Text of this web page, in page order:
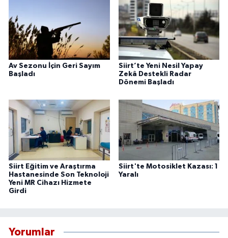
Av Sezonu İçin Geri Sayım
Başladı
Siirt’te Yeni Nesil Yapay
Zekâ Destekli Radar
Dönemi Başladı
Siirt Eğitim ve Araştırma
Hastanesinde Son Teknoloji
Yeni MR Cihazı Hizmete
Girdi
Siirt'te Motosiklet Kazası: 1
Yaralı
Yorumlar